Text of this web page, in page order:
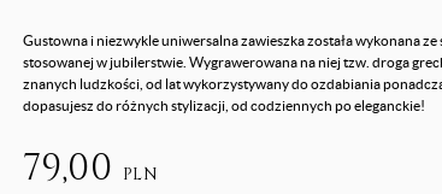
Gustowna i niezwykle uniwersalna zawieszka została wykonana
stosowanej w jubilerstwie. Wygrawerowana na niej tzw. droga
znanych ludzkości, od lat wykorzystywany do ozdabiania
dopasujesz do różnych stylizacji, od codziennych po eleganckie!
79,00 PLN